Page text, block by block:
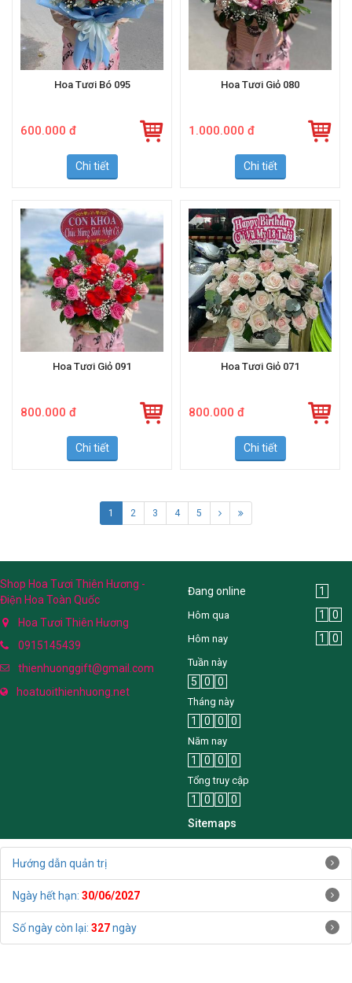
Chi tiết Chi tiết
Chi tiết Chi tiết
2 3 4 5
Shop Hoa Tươi Thiên Hương -
Điện Hoa Toàn Quốc
Hoa Tươi Thiên Hương
thienhuonggift@gmail.com
hoatuoithienhuong.net
Đang online 1
Hôm qua 1 0
Hôm nay 1 0
Tuần này
5 0 0
Tháng này
1 0 0 0
Năm nay
1 0 0 0
Tổng truy cập
1 0 0 0
Sitemaps
Hướng dẫn quản trị
Ngày hết hạn:
Số ngày còn lại: ngày